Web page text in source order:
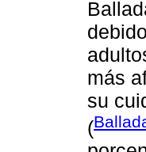
más
su
(